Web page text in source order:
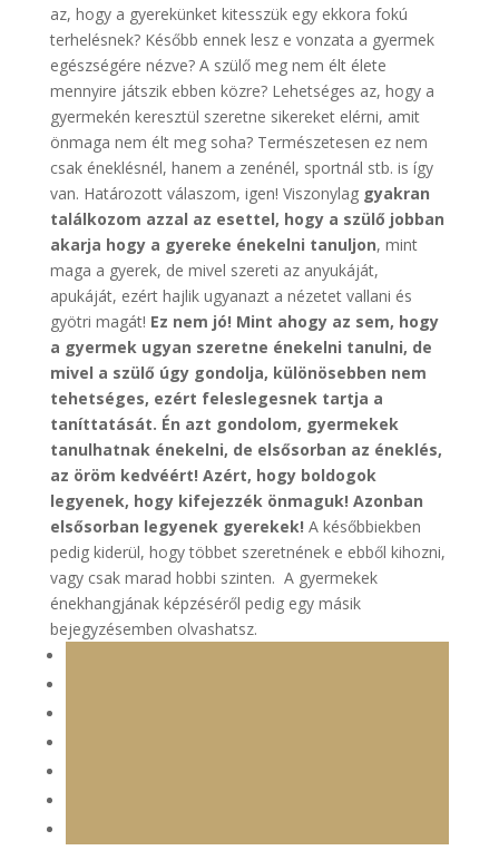
az, hogy a gyerekünket kitesszük egy ekkora fokú
terhelésnek? Később ennek lesz e vonzata a gyermek
egészségére nézve? A szülő meg nem élt élete
mennyire játszik ebben közre? Lehetséges az, hogy a
gyermekén keresztül szeretne sikereket elérni, amit
önmaga nem élt meg soha? Természetesen ez nem
csak éneklésnél, hanem a zenénél, sportnál stb. is így
van. Határozott válaszom, igen! Viszonylag gyakran
találkozom azzal az esettel, hogy a szülő jobban
akarja hogy a gyereke énekelni tanuljon, mint
maga a gyerek, de mivel szereti az anyukáját,
apukáját, ezért hajlik ugyanazt a nézetet vallani és
gyötri magát! Ez nem jó! Mint ahogy az sem, hogy
a gyermek ugyan szeretne énekelni tanulni, de
mivel a szülő úgy gondolja, különösebben nem
tehetséges, ezért feleslegesnek tartja a
taníttatását. Én azt gondolom, gyermekek
tanulhatnak énekelni, de elsősorban az éneklés,
az öröm kedvéért! Azért, hogy boldogok
legyenek, hogy kifejezzék önmaguk! Azonban
elsősorban legyenek gyerekek! A későbbiekben
pedig kiderül, hogy többet szeretnének e ebből kihozni,
vagy csak marad hobbi szinten. A gyermekek
énekhangjának képzéséről pedig egy másik
bejegyzésemben olvashatsz.